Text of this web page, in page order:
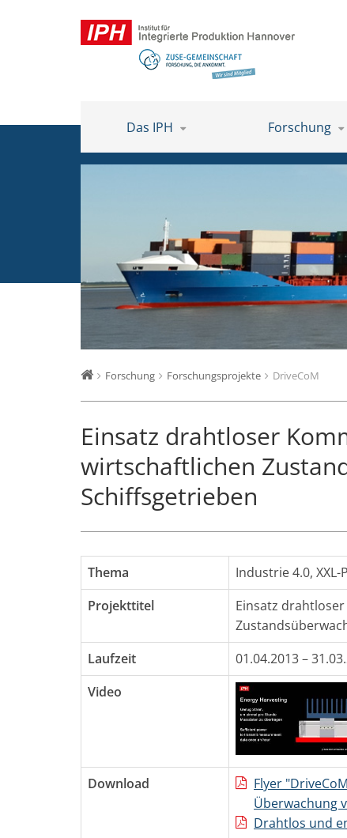
Das IPH Forschung
Forschung Forschungsprojekte DriveCoM
Einsatz drahtloser
wirtschaftlichen
Schiffsgetrieben
Thema Industrie 4.0,
Projekttitel
Einsatz
Laufzeit
01.04.2013 –
Video
Download
Flyer
Überwachung
Drahtlos und